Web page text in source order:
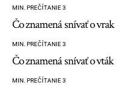
MIN. PREČÍTANIE 3
Čo znamená snívať o vrak
MIN. PREČÍTANIE 3
Čo znamená snívať o vták
MIN. PREČÍTANIE 3